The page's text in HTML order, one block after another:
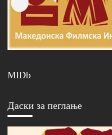
MIDb
Даски за пеглање